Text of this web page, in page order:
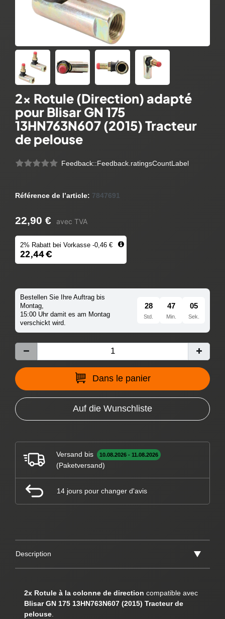
2x Rotule (Direction) adapté
pour Blisar GN 175
13HN763N607 (2015) Tracteur
de pelouse
Feedback::Feedback.ratingsCountLabel
Référence de l’article: 7847691
22,90 € avec TVA
2% Rabatt bei Vorkasse -0,46 €
22,44 €
Bestellen Sie Ihre Auftrag bis
Montag,
15:00 Uhr damit es am Montag
verschickt wird.
28
Std.
47
Min.
03
Sek.
Dans le panier
Auf die Wunschliste
Versand bis 10.08.2026 - 11.08.2026
(Paketversand)
14 jours pour changer d'avis
Description
2x Rotule à la colonne de direction compatible avec
Blisar GN 175 13HN763N607 (2015) Tracteur de
pelouse.